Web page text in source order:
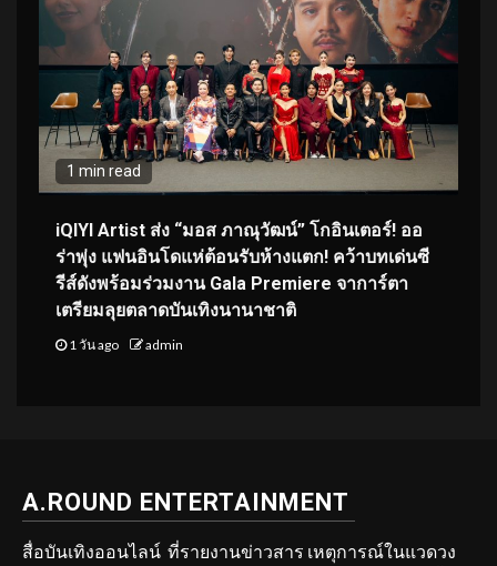
1 min read
iQIYI Artist ส่ง “มอส ภาณุวัฒน์” โกอินเตอร์! ออ
ร่าพุ่ง แฟนอินโดแห่ต้อนรับห้างแตก! คว้าบทเด่นซี
รีส์ดังพร้อมร่วมงาน Gala Premiere จาการ์ตา
เตรียมลุยตลาดบันเทิงนานาชาติ
1 วัน ago admin
A.ROUND ENTERTAINMENT
สื่อบันเทิงออนไลน์ ที่รายงานข่าวสาร เหตุการณ์ในแวดวง